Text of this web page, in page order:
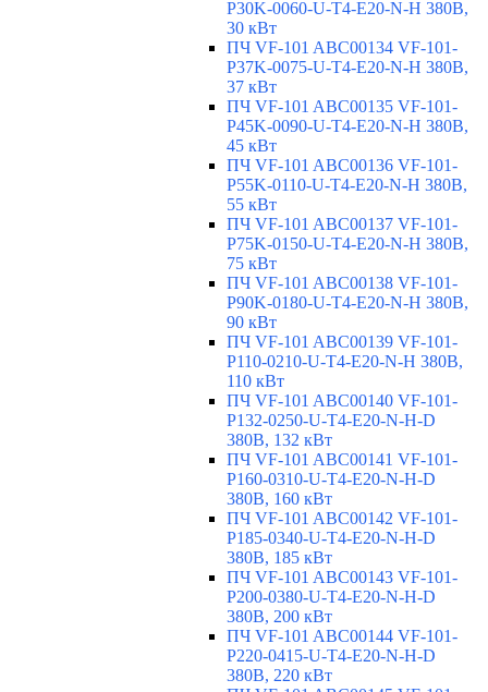
P30K-0060-U-T4-E20-N-H 380В,
30 кВт
ПЧ VF-101 ABC00134 VF-101-
P37K-0075-U-T4-E20-N-H 380В,
37 кВт
ПЧ VF-101 ABC00135 VF-101-
P45K-0090-U-T4-E20-N-H 380В,
45 кВт
ПЧ VF-101 ABC00136 VF-101-
P55K-0110-U-T4-E20-N-H 380В,
55 кВт
ПЧ VF-101 ABC00137 VF-101-
P75K-0150-U-T4-E20-N-H 380В,
75 кВт
ПЧ VF-101 ABC00138 VF-101-
P90K-0180-U-T4-E20-N-H 380В,
90 кВт
ПЧ VF-101 ABC00139 VF-101-
P110-0210-U-T4-E20-N-H 380В,
110 кВт
ПЧ VF-101 ABC00140 VF-101-
P132-0250-U-T4-E20-N-H-D
380В, 132 кВт
ПЧ VF-101 ABC00141 VF-101-
P160-0310-U-T4-E20-N-H-D
380В, 160 кВт
ПЧ VF-101 ABC00142 VF-101-
P185-0340-U-T4-E20-N-H-D
380В, 185 кВт
ПЧ VF-101 ABC00143 VF-101-
P200-0380-U-T4-E20-N-H-D
380В, 200 кВт
ПЧ VF-101 ABC00144 VF-101-
P220-0415-U-T4-E20-N-H-D
380В, 220 кВт